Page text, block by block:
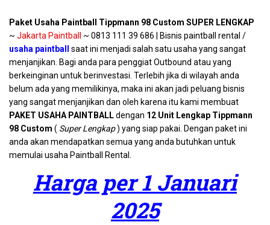
Paket Usaha Paintball Tippmann 98 Custom SUPER LENGKAP
~ Jakarta Paintball
~ 0813 111 39 686 | Bisnis paintball rental /
usaha paintball
saat ini menjadi salah satu usaha yang sangat
menjanjikan. Bagi anda para penggiat Outbound atau yang
berkeinginan untuk berinvestasi. Terlebih jika di wilayah anda
belum ada yang memilikinya, maka ini akan jadi peluang bisnis
yang sangat menjanjikan dan oleh karena itu kami membuat
PAKET USAHA PAINTBALLdengan 12 Unit Lengkap Tippmann
98 Custom ( Super Lengkap) yang siap pakai. Dengan paket ini
anda akan mendapatkan semua yang anda butuhkan untuk
memulai usaha Paintball Rental.
Harga per 1 Januari
2025